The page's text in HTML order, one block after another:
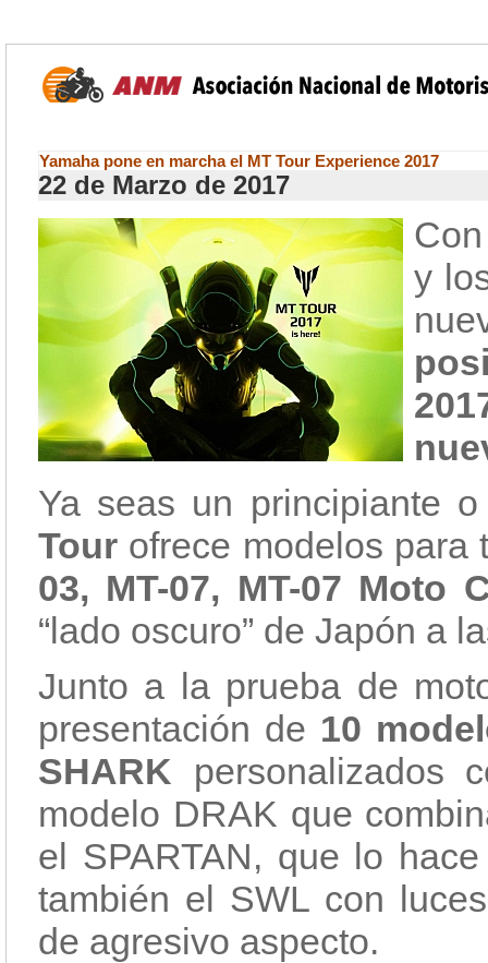
Yamaha pone en marcha el MT Tour Experience 2017
22 de Marzo de 2017
y
Ya seas un principiante
Tour ofrece modelos para
03, MT-07, MT-07 Moto
“lado oscuro” de Japón a
Junto a la prueba de
presentación de 10
SHARK personalizados
modelo DRAK que
el SPARTAN, que lo
también el SWL con
de agresivo aspecto.